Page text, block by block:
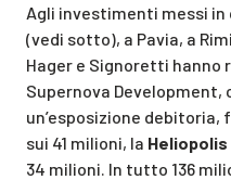
Agli investimenti messi in
(vedi sotto), a Pavia, a
Hager e Signoretti
Supernova Development,
un’esposizione debitoria,
sui 41 milioni, la Heliopolis
34 milioni. In tutto 136